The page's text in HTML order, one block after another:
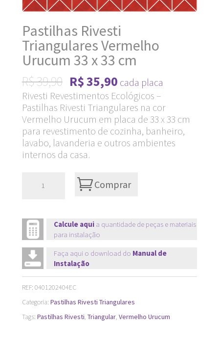
Pastilhas Rivesti
Triangulares Vermelho
Urucum 33 x 33 cm
R$39,90 Original
price
was:
R$ 39,90.
R$35,90Current
price
is:
R$ 35,90.
cada placa
Rivesti Revestimentos Ecológicos –
Pastilhas Rivesti Triangulares na cor
Vermelho Urucum em placa de 33 x 33 cm
para revestimento de cozinha, banheiro,
lavabo, lavanderia e outros ambientes
internos da casa.
Vermelho
Urucum
33
x
33
cm
quantidade
Comprar
Calcule aquia quantidade de peças e materiais
para instalação
Faça aqui o download do Manual de
Instalação
REF: 0401202404EC
Categoria: Pastilhas Rivesti Triangulares
Tags: Pastilhas Rivesti, Triangular, Vermelho Urucum